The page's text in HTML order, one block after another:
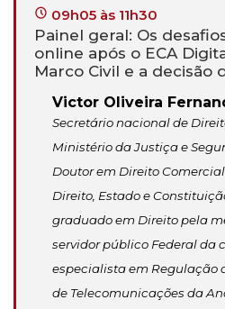
09h05 às 11h30
Painel geral: Os
online após o ECA
Marco Civil e a decisão
Victor Oliveira
Secretário nacional de
Ministério da Justiça e
Doutor em Direito
Direito, Estado e
graduado em Direito pela
servidor público Federal da
especialista em Regulação
de Telecomunicações da